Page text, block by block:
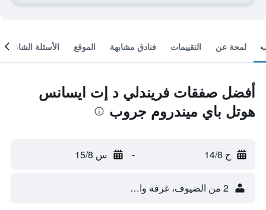
لمحة عن التقييمات فنادق مشابهة الموقع الأسئلة الشائعة
أفضل صفقات فريندلي د إت ايسانس
هوتل باي ميندروم جروب
ج 14/8 - س 15/8
2 من الضيوف، غرفة واحدة